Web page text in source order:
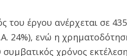
του έργου ανέρχεται σε
24%), ενώ η
χρόνος